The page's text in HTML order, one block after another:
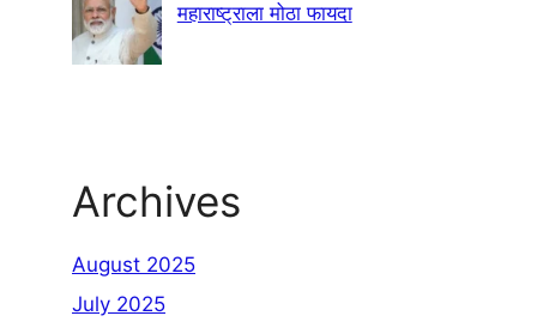
महाराष्ट्राला मोठा फायदा
Archives
August 2025
July 2025